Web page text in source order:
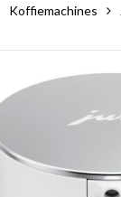
Koffiemachines